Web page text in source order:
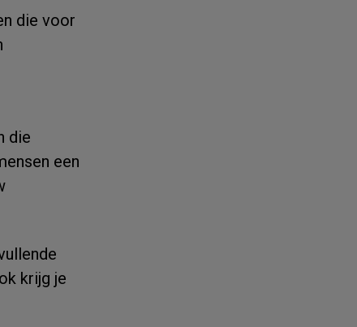
die voor
die
een
krijg je